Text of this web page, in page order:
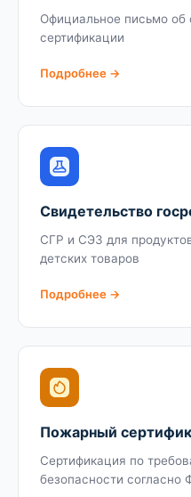
Официальное письмо об
сертификации
Подробнее →
Свидетельство
СГР и СЭЗ для
детских товаров
Подробнее →
Пожарный
Сертификация по
безопасности